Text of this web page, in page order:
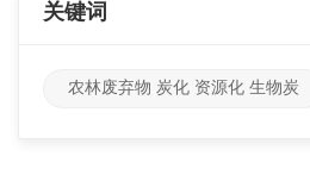
关键词
农林废弃物 炭化 资源化 生物炭